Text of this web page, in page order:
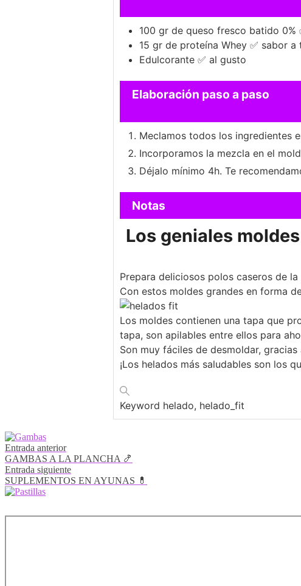
100 gr de queso fresco batido 0%
15 gr de proteína Whey ✅ sabor a
Edulcorante ✅ al gusto
Elaboración paso a paso
Meclamos todos los ingredientes
Incorporamos la mezcla en el
Déjalo mínimo 4h. Te
Notas
Los geniales
Prepara deliciosos polos caseros de
Con estos moldes grandes en forma
Los moldes contienen una tapa que
tapa, son apilables entre ellos para
Son muy fáciles de desmoldar,
¡Los helados más saludables son los
Keyword helado, helado_fit
Navegación
de
entradas
Entrada anterior
GAMBAS A LA PLANCHA 🍤
Entrada siguiente
SUPLEMENTOS EN AYUNAS 💊